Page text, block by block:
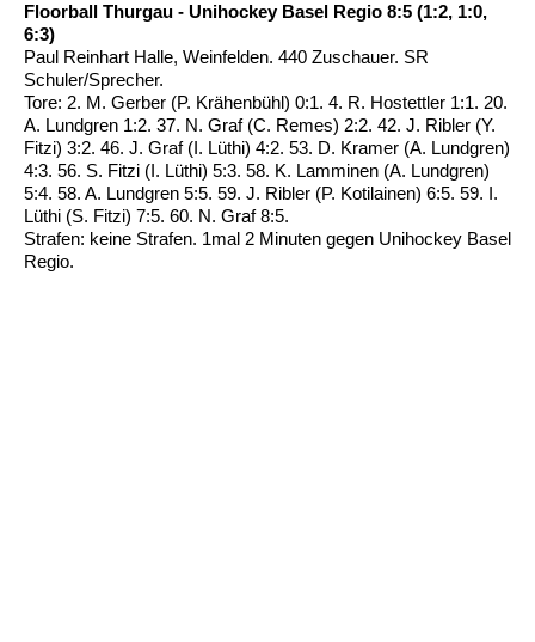
Floorball Thurgau - Unihockey Basel Regio 8:5 (1:2, 1:0,
6:3)
Paul Reinhart Halle, Weinfelden. 440 Zuschauer. SR
Schuler/Sprecher.
Tore: 2. M. Gerber (P. Krähenbühl) 0:1. 4. R. Hostettler 1:1. 20.
A. Lundgren 1:2. 37. N. Graf (C. Remes) 2:2. 42. J. Ribler (Y.
Fitzi) 3:2. 46. J. Graf (I. Lüthi) 4:2. 53. D. Kramer (A. Lundgren)
4:3. 56. S. Fitzi (I. Lüthi) 5:3. 58. K. Lamminen (A. Lundgren)
5:4. 58. A. Lundgren 5:5. 59. J. Ribler (P. Kotilainen) 6:5. 59. I.
Lüthi (S. Fitzi) 7:5. 60. N. Graf 8:5.
Strafen: keine Strafen. 1mal 2 Minuten gegen Unihockey Basel
Regio.